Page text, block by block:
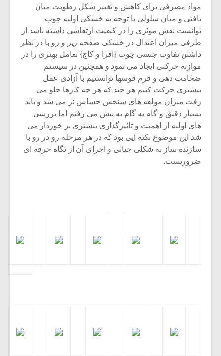
مواد مصرفی برای کاهش و تغییر شکل رطوبت میان
بافتی و میان سلولی با توجه به خشکی اولیه چوب
توانست نقش موثری را در کیفیت ارتعاشی داشته باشد از
طرفی میزان اعتدال در خشکی صفحه زیر و رو با در نظر
داشتن تفاوت جنسی چوب {افرا و کاج} تعامل بهتری را در
موازنه حرکتی ایجاد می نمود و همچنین در سیستم
ضخامت دهی و فرم قوسها توانستیم با آزادی عمل
بیشتری حرکت کنیم هر چند که هر چه کارها جلو می
رفت میزان مولفه های سنجش حساس تر می شد و باید
بسیار دقیق و گام به گام به پیش می رفتم اما بررسی
های اولیه از اهمیت و تاثیرگذاری بیشتری بر خوردار می
شد این موضوع نکته ایی بود که در هر مرحله رو در رو با
سازنده ساز به شکلی حیاتی و اجرای آن از نگاه حرفه ای
ضروریست.